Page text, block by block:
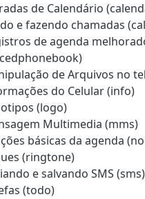
de Calendário
e fazendo chamadas
de agenda
de Arquivos no
do Celular (info)
(logo)
Multimedia (mms)
básicas da agenda
(ringtone)
e salvando SMS (sms)
(todo)